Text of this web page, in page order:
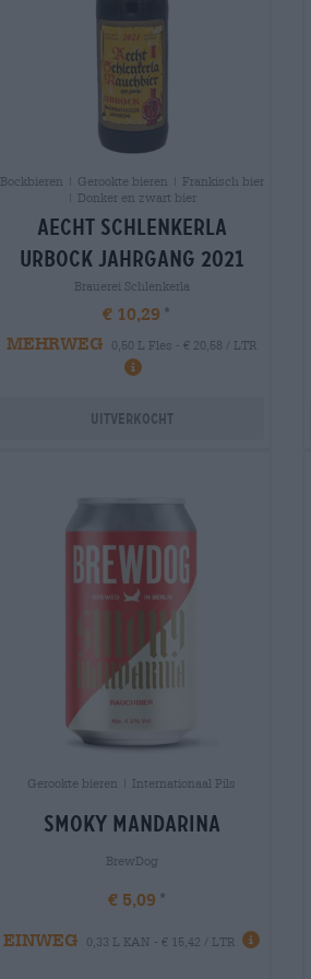
Bockbieren | Gerookte bieren | Frankisch bier
| Donker en zwart bier
aecht schlenkerla
urbock jahrgang 2021
Brauerei Schlenkerla
€ 10,29
MEHRWEG
0,50 L Fles - € 20,58 / LTR
Uitverkocht
Gerookte bieren | Internationaal Pils
smoky mandarina
BrewDog
€ 5,09
EINWEG
0,33 L KAN - € 15,42 / LTR